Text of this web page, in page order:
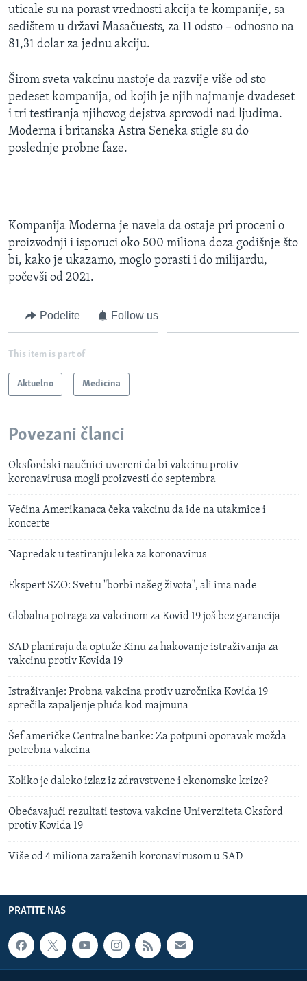
uticale su na porast vrednosti akcija te kompanije, sa
sedištem u državi Masačuests, za 11 odsto – odnosno na
81,31 dolar za jednu akciju.
Širom sveta vakcinu nastoje da razvije više od sto
pedeset kompanija, od kojih je njih najmanje dvadeset
i tri testiranja njihovog dejstva sprovodi nad ljudima.
Moderna i britanska Astra Seneka stigle su do
poslednje probne faze.
Kompanija Moderna je navela da ostaje pri proceni o
proizvodnji i isporuci oko 500 miliona doza godišnje što
bi, kako je ukazamo, moglo porasti i do milijardu,
počevši od 2021.
Podelite Follow us
This item is part of
Aktuelno Medicina
Povezani članci
Oksfordski naučnici uvereni da bi vakcinu protiv
koronavirusa mogli proizvesti do septembra
Većina Amerikanaca čeka vakcinu da ide na utakmice i
koncerte
Napredak u testiranju leka za koronavirus
Ekspert SZO: Svet u "borbi našeg života", ali ima nade
Globalna potraga za vakcinom za Kovid 19 još bez garancija
SAD planiraju da optuže Kinu za hakovanje istraživanja za
vakcinu protiv Kovida 19
Istraživanje: Probna vakcina protiv uzročnika Kovida 19
sprečila zapaljenje pluća kod majmuna
Šef američke Centralne banke: Za potpuni oporavak možda
potrebna vakcina
Koliko je daleko izlaz iz zdravstvene i ekonomske krize?
Obećavajući rezultati testova vakcine Univerziteta Oksford
protiv Kovida 19
Više od 4 miliona zaraženih koronavirusom u SAD
PRATITE NAS